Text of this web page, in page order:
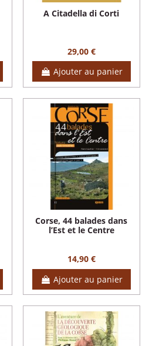
A Citadella di Corti
29,00 €
Ajouter au panier
Corse, 44 balades dans
l’Est et le Centre
14,90 €
Ajouter au panier